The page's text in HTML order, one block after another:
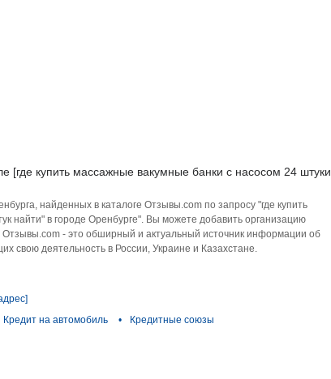
[где купить массажные вакумные банки с насосом 24 штуки
найденных в каталоге Отзывы.com по запросу "где купить
найти" в городе Оренбурге". Вы можете добавить организацию
- это обширный и актуальный источник информации об
свою деятельность в России, Украине и Казахстане.
Кредит на автомобиль •
Кредитные союзы